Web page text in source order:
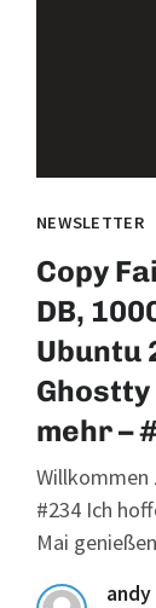
NEWSLETTER
Copy
DB,
Ubuntu
mehr –
Willkommen
#234 Ich
Mai
andy